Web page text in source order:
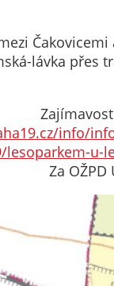
Čakovicemi
lávka přes
info/
u-
Za OŽPD